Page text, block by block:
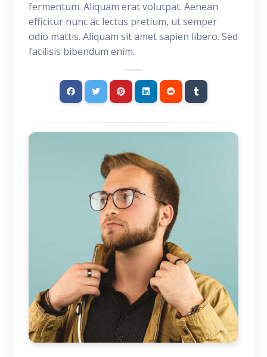
fermentum. Aliquam erat volutpat. Aenean
efficitur nunc ac lectus pretium, ut semper
odio mattis. Aliquam sit amet sapien libero. Sed
facilisis bibendum enim.